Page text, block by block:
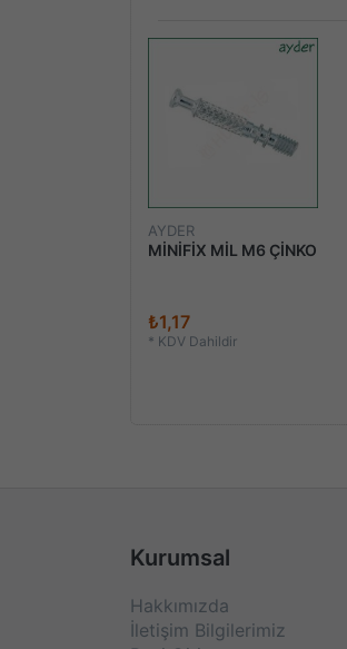
AYDER
MİNİFİX MİL M6 ÇİNKO
₺1,17
* KDV Dahildir
Kurumsal
Hakkımızda
İletişim Bilgilerimiz